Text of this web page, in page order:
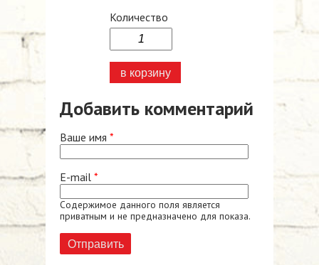
Количество
Добавить комментарий
Ваше имя *
E-mail *
Содержимое данного поля является
приватным и не предназначено для показа.